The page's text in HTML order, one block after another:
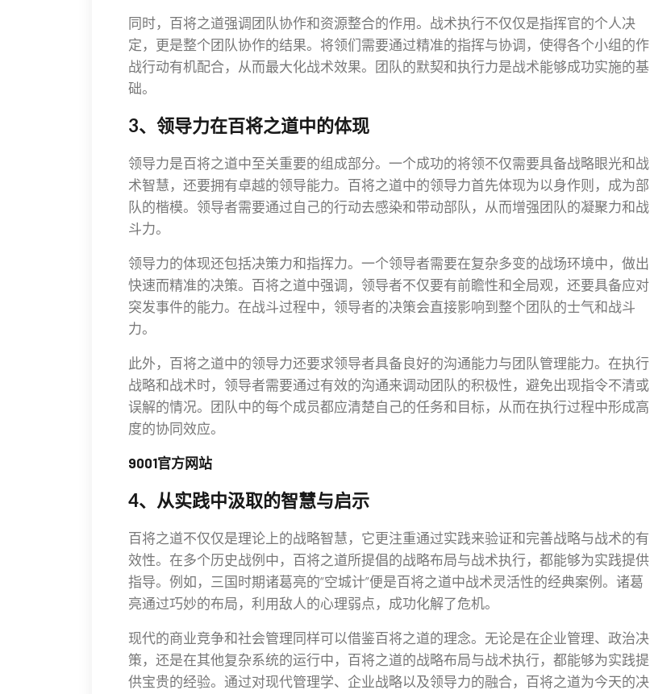
同时，百将之道强调团队协作和资源整合的作用。战术执行不仅仅是指挥官的个人决
定，更是整个团队协作的结果。将领们需要通过精准的指挥与协调，使得各个小组的作
战行动有机配合，从而最大化战术效果。团队的默契和执行力是战术能够成功实施的基
础。
3、领导力在百将之道中的体现
领导力是百将之道中至关重要的组成部分。一个成功的将领不仅需要具备战略眼光和战
术智慧，还要拥有卓越的领导能力。百将之道中的领导力首先体现为以身作则，成为部
队的楷模。领导者需要通过自己的行动去感染和带动部队，从而增强团队的凝聚力和战
斗力。
领导力的体现还包括决策力和指挥力。一个领导者需要在复杂多变的战场环境中，做出
快速而精准的决策。百将之道中强调，领导者不仅要有前瞻性和全局观，还要具备应对
突发事件的能力。在战斗过程中，领导者的决策会直接影响到整个团队的士气和战斗
力。
此外，百将之道中的领导力还要求领导者具备良好的沟通能力与团队管理能力。在执行
战略和战术时，领导者需要通过有效的沟通来调动团队的积极性，避免出现指令不清或
误解的情况。团队中的每个成员都应清楚自己的任务和目标，从而在执行过程中形成高
度的协同效应。
9001官方网站
4、从实践中汲取的智慧与启示
百将之道不仅仅是理论上的战略智慧，它更注重通过实践来验证和完善战略与战术的有
效性。在多个历史战例中，百将之道所提倡的战略布局与战术执行，都能够为实践提供
指导。例如，三国时期诸葛亮的“空城计”便是百将之道中战术灵活性的经典案例。诸葛
亮通过巧妙的布局，利用敌人的心理弱点，成功化解了危机。
现代的商业竞争和社会管理同样可以借鉴百将之道的理念。无论是在企业管理、政治决
策，还是在其他复杂系统的运行中，百将之道的战略布局与战术执行，都能够为实践提
供宝贵的经验。通过对现代管理学、企业战略以及领导力的融合，百将之道为今天的决